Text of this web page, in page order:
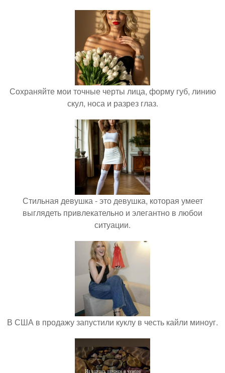
Сохраняйте мои точные черты лица, форму губ, линию
скул, носа и разрез глаз.
Стильная девушка - это девушка, которая умеет
выглядеть привлекательно и элегантно в любои
ситуации.
В США в продажу запустили куклу в честь кайли миноуг.